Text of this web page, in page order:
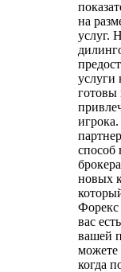
на
услуг.
услуги
готовы
способ
новых
Форекс
вас
вашей
можете
когда